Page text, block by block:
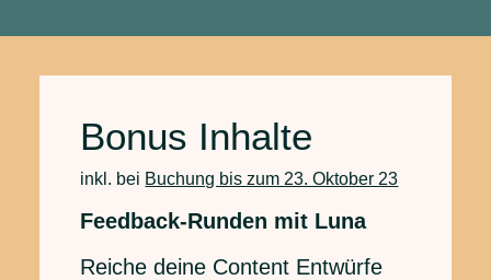
Bonus Inhalte
inkl. bei Buchung bis zum 23. Oktober 23
Feedback-Runden mit Luna
Reiche deine Content Entwürfe